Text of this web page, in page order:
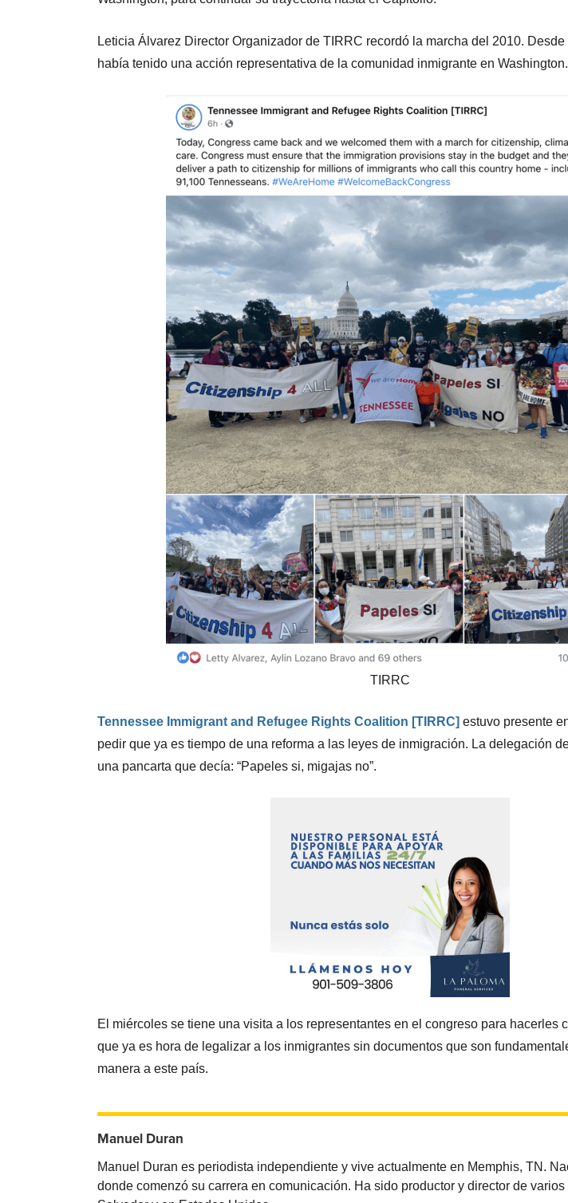
Leticia Álvarez Director Organizador de TIRRC recordó la marcha del 2010.
había tenido una acción representativa de la comunidad inmigrante en Washington.
TIRRC
Tennessee Immigrant and Refugee Rights Coalition [TIRRC] estuvo presente
pedir que ya es tiempo de una reforma a las leyes de inmigración. La delegación
una pancarta que decía: “Papeles si, migajas no”.
El miércoles se tiene una visita a los representantes en el congreso para hacerles
que ya es hora de legalizar a los inmigrantes sin documentos que son
manera a este país.
Manuel Duran
Manuel Duran es periodista independiente y vive actualmente en Memphis, TN.
donde comenzó su carrera en comunicación. Ha sido productor y director de varios